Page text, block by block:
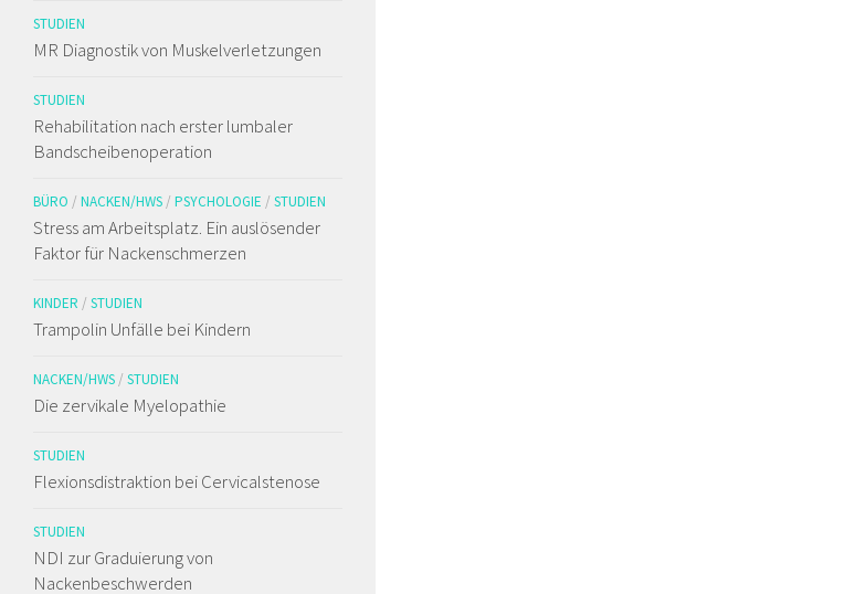
STUDIEN
MR Diagnostik von Muskelverletzungen
STUDIEN
Rehabilitation nach erster lumbaler
Bandscheibenoperation
BÜRO / NACKEN/HWS / PSYCHOLOGIE / STUDIEN
Stress am Arbeitsplatz. Ein auslösender
Faktor für Nackenschmerzen
KINDER / STUDIEN
Trampolin Unfälle bei Kindern
NACKEN/HWS / STUDIEN
Die zervikale Myelopathie
STUDIEN
Flexionsdistraktion bei Cervicalstenose
STUDIEN
NDI zur Graduierung von
Nackenbeschwerden